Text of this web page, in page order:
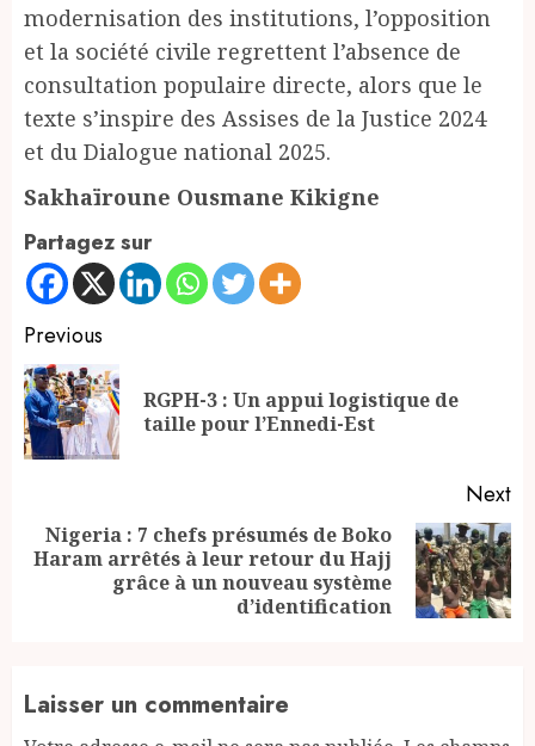
modernisation des institutions, l’opposition
et la société civile regrettent l’absence de
consultation populaire directe, alors que le
texte s’inspire des Assises de la Justice 2024
et du Dialogue national 2025.
Sakhaïroune Ousmane Kikigne
Partagez sur
Continue
Reading
Previous
RGPH-3 : Un appui logistique de
taille pour l’Ennedi-Est
Next
Next
Nigeria : 7 chefs présumés de Boko
Haram arrêtés à leur retour du Hajj
grâce à un nouveau système
d’identification
Laisser un commentaire